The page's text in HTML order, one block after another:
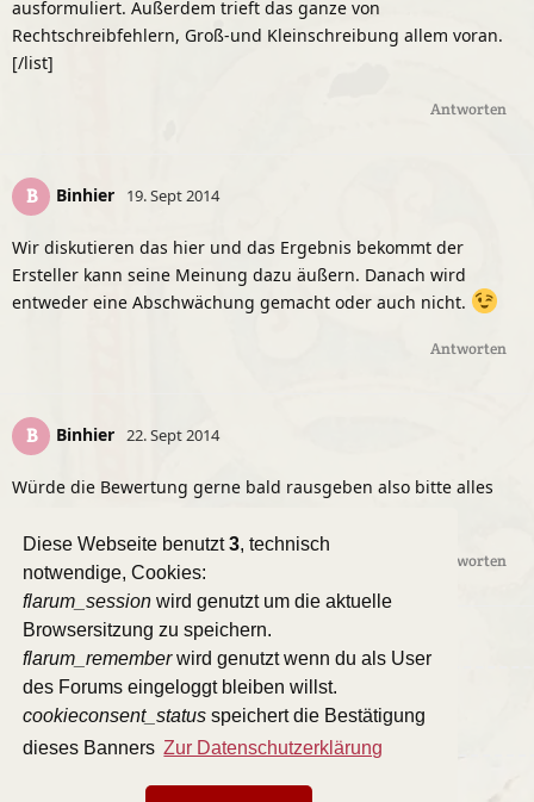
Diese Webseite benutzt3, technisch
notwendige, Cookies:
flarum_session wird genutzt um die aktuelle
Browsersitzung zu speichern.
flarum_rememberwird genutzt wenn du als User
des Forums eingeloggt bleiben willst.
cookieconsent_status speichert die Bestätigung
dieses Banners Zur Datenschutzerklärung
ausformuliert. Außerdem trieft das ganze von
Rechtschreibfehlern, Groß-und Kleinschreibung allem voran.
[/list]
Antworten
B Binhier 19. Sept 2014
Wir diskutieren das hier und das Ergebnis bekommt der
Ersteller kann seine Meinung dazu äußern. Danach wird
entweder eine Abschwächung gemacht oder auch nicht.
Antworten
B Binhier 22. Sept 2014
Würde die Bewertung gerne bald rausgeben also bitte alles
Antworten
Eine Antwort schreiben…